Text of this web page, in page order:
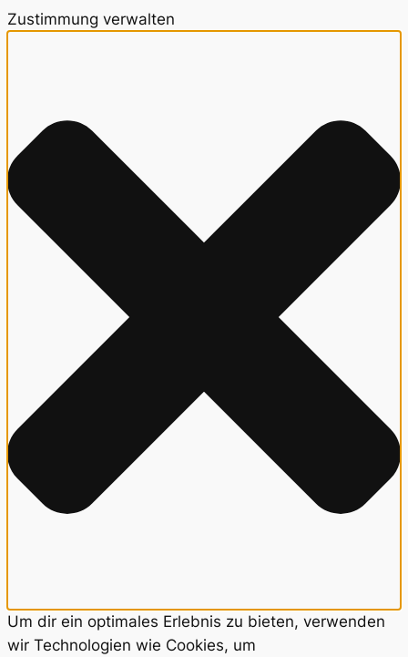
Zustimmung verwalten
Um dir ein optimales Erlebnis zu bieten, verwenden
wir Technologien wie Cookies, um